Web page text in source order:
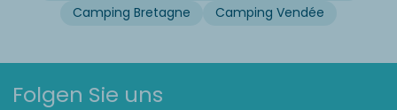
Camping Bretagne
Camping Vendée
Folgen Sie uns